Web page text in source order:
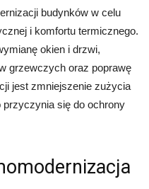
budynków w celu
i komfortu termicznego.
okien i drzwi,
grzewczych oraz poprawę
jest zmniejszenie zużycia
przyczynia się do ochrony